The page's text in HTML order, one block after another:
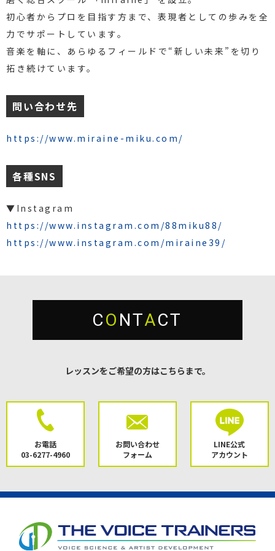
初心者からプロを目指す方まで、表現者としての歩みを全
力でサポートしています。
音楽を軸に、あらゆるフィールドで“新しい未来”を切り
拓き続けています。
問い合わせ先
https://www.miraine-miku.com/
各種SNS
▼Instagram
https://www.instagram.com/88miku88/
https://www.instagram.com/miraine39/
CO NTACT
レッスンをご希望の方はこちらまで。
お電話
03-6277-4960
お問い合わせ
フォーム
LINE公式
アカウント